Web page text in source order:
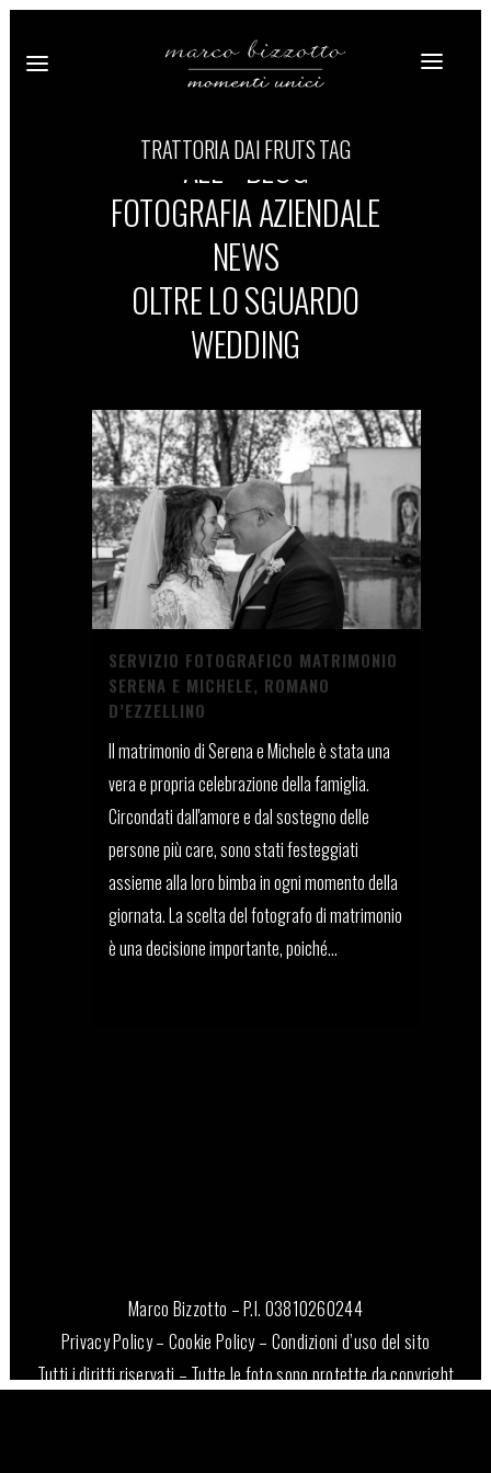
TRATTORIA DAI FRUTS TAG
ALL BLOG
FOTOGRAFIA AZIENDALE
NEWS
OLTRE LO SGUARDO
WEDDING
SERVIZIO FOTOGRAFICO MATRIMONIO
SERENA E MICHELE, ROMANO
D’EZZELLINO
Il matrimonio di Serena e Michele è stata una
vera e propria celebrazione della famiglia.
Circondati dall'amore e dal sostegno delle
persone più care, sono stati festeggiati
assieme alla loro bimba in ogni momento della
giornata. La scelta del fotografo di matrimonio
è una decisione importante, poiché...
Marco Bizzotto – P.I. 03810260244
Privacy Policy– Cookie Policy– Condizioni d’uso del sito
Tutti i diritti riservati – Tutte le foto sono protette da copyright